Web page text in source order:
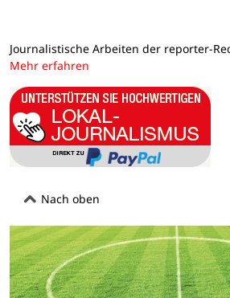
Journalistische Arbeiten der reporter-
Mehr erfahren
Nach oben